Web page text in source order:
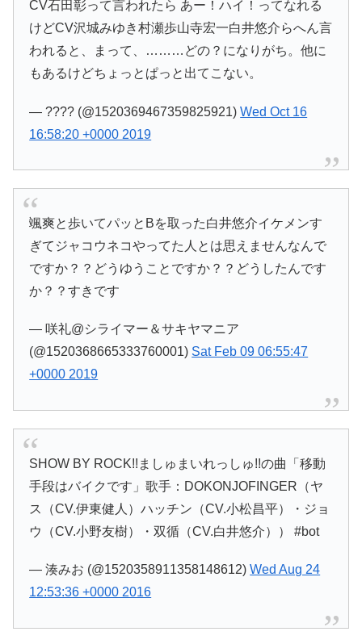
CV石田彰って言われたら あー！ハイ！ってなれる
けどCV沢城みゆき村瀬歩山寺宏一白井悠介らへん言
われると、まって、………どの？になりがち。他に
もあるけどちょっとぱっと出てこない。
— ???? (@1520369467359825921)Wed Oct 16
16:58:20 +0000 2019
颯爽と歩いてパッとBを取った白井悠介イケメンす
ぎてジャコウネコやってた人とは思えませんなんで
ですか？？どうゆうことですか？？どうしたんです
か？？すきです
— 咲礼@シライマー＆サキヤマニア
(@1520368665333760001) Sat Feb 09 06:55:47
+0000 2019
SHOW BY ROCK!!ましゅまいれっしゅ!!の曲「移動
手段はバイクです」歌手：DOKONJOFINGER（ヤ
ス（CV.伊東健人）ハッチン（CV.小松昌平）・ジョ
ウ（CV.小野友樹）・双循（CV.白井悠介）） #bot
— 湊みお (@1520358911358148612)Wed Aug 24
12:53:36 +0000 2016